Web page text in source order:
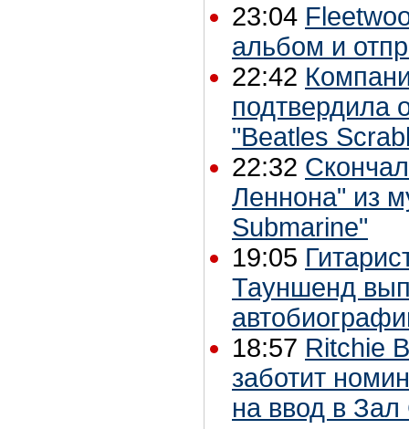
23:04
альбом и
22:42
подтвердила
"Beatles
22:32
Леннона" из
Submarine"
19:05
Тауншенд
18:57 Ritchie
заботит
на ввод в